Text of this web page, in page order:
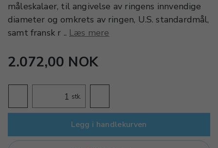
måleskalaer, til angivelse av ringens innvendige
diameter og omkrets av ringen, U.S. standardmål,
samt fransk r .. Læs mere
2.072,00 NOK
stk.
Legg i handlekurven